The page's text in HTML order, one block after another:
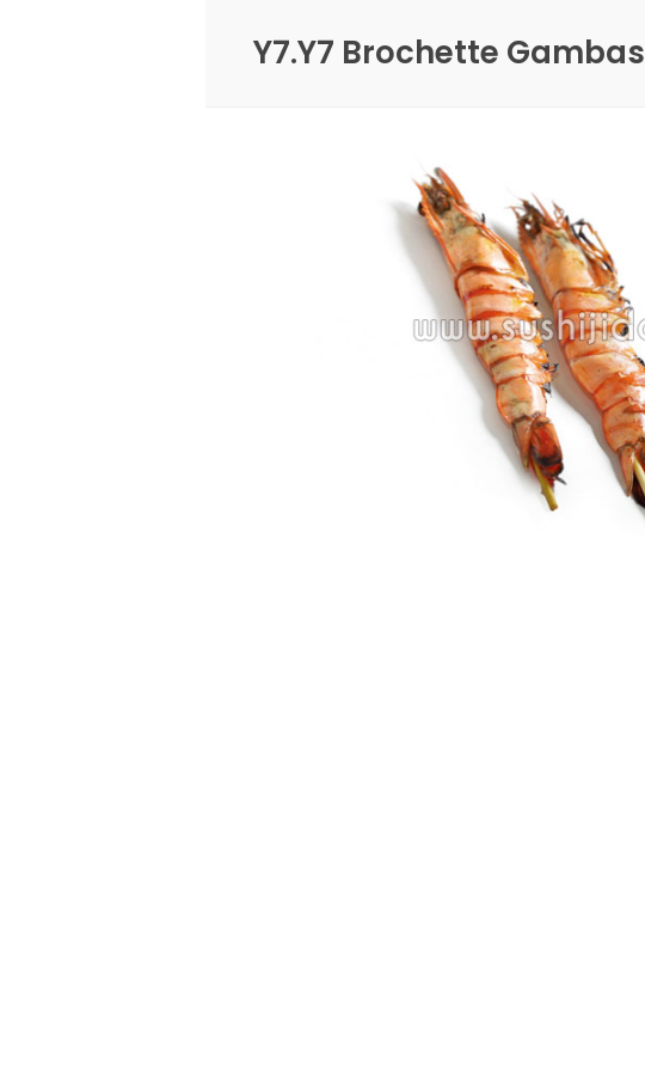
Y7.Y7 Brochette Gambas